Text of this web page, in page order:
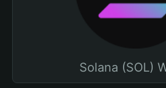
Solana (SOL)